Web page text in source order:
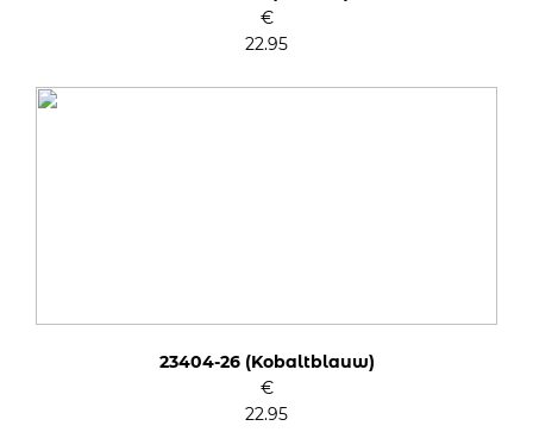
€
22.95
23404-26 (Kobaltblauw)
€
22.95